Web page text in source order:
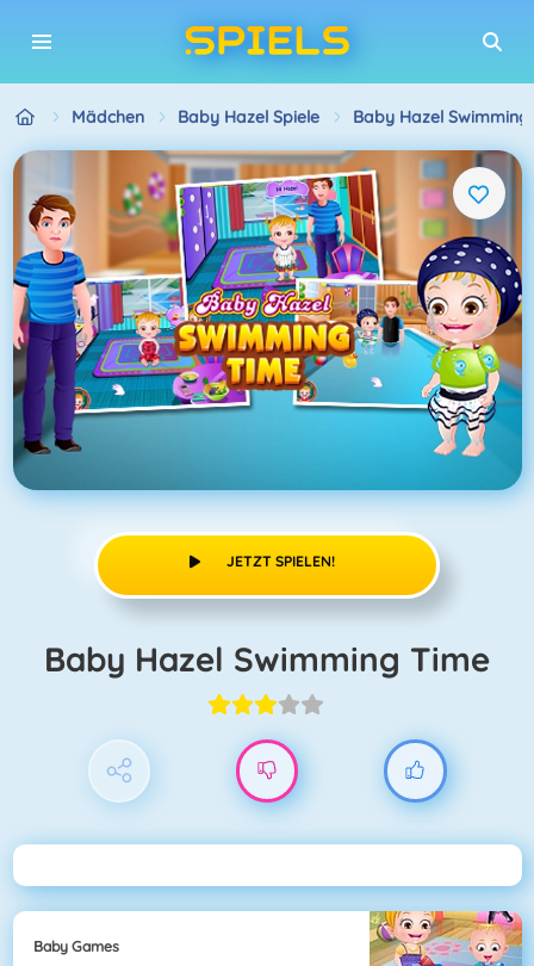
Mädchen Baby Hazel Spiele Baby Hazel Swimming
JETZT SPIELEN!
Baby Hazel Swimming Time
Baby Games